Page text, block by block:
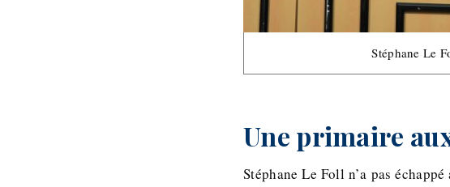
Stéphane Le
Une primaire
Stéphane Le Foll n’a pas